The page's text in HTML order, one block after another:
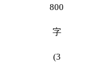
800
字
(3